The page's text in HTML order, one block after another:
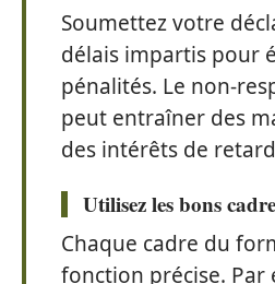
Soumettez votre
délais impartis pour
pénalités. Le non-
peut entraîner des
des intérêts de
Utilisez les bons
Chaque cadre du
fonction précise. Par